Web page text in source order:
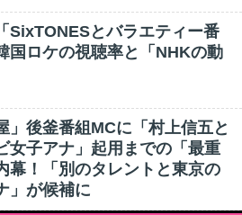
SixTONESとバラエティー番
国ロケの視聴率と「NHKの動
」後釜番組MCに「村上信五と
女子アナ」起用までの「最重
幕！「別のタレントと東京の
」が候補に